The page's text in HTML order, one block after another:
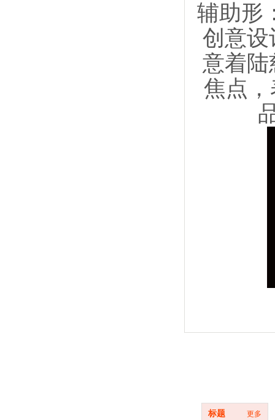
辅助形
创意设
意着陆
焦点
标题 更多